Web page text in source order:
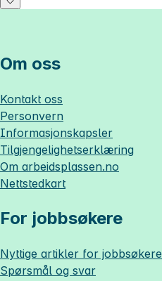
Om oss
Kontakt oss
Personvern
Informasjonskapsler
Tilgjengelighetserklæring
Om arbeidsplassen.no
Nettstedkart
For jobbsøkere
Nyttige artikler for jobbsøkere
Spørsmål og svar